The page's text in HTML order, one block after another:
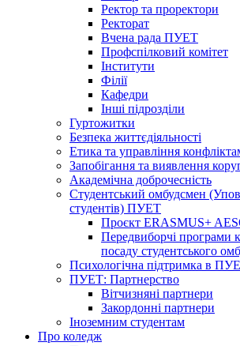
Ректор та проректори
Ректорат
Вчена рада ПУЕТ
Профспілковий комітет
Інститути
Філії
Кафедри
Інші підрозділи
Гуртожитки
Безпека життєдіяльності
Етика та управління
Запобігання та виявлення
Академічна доброчесність
Студентський омбудсмен
студентів) ПУЕТ
Проєкт ERASMUS+
Передвиборчі програми
посаду студентського
Психологічна підтримка в
ПУЕТ: Партнерство
Вітчизняні партнери
Закордонні партнери
Іноземним студентам
Про коледж